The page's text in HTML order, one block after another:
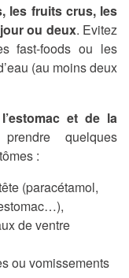
les fruits crus, les
ou deux. Evitez
fast-foods ou les
(au moins deux
et de la
quelques
:
(paracétamol,
de ventre
ou vomissements